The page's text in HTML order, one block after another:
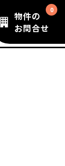
物件の
お問合せ